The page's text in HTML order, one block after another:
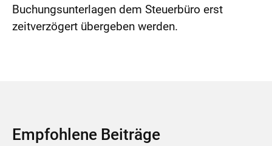
Buchungsunterlagen dem Steuerbüro erst
zeitverzögert übergeben werden.
Empfohlene Beiträge